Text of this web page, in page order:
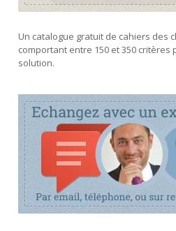
Un catalogue gratuit de cahiers des
comportant entre 150 et 350
solution.